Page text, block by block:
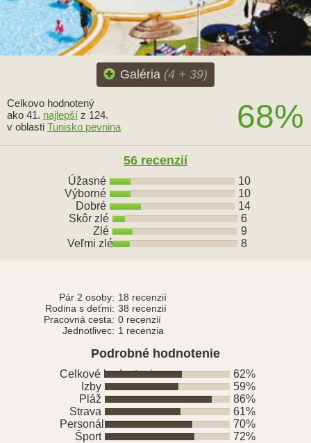
Galéria (4 + 39)
68%
Celkovo hodnotený
ako 41. najlepší z 124.
v oblasti Tunisko pevnina
56 recenzií
Úžasné
10
Výborné
10
Dobré
14
Skôr zlé
6
Zlé
9
Veľmi zlé
8
Pár 2 osoby: 18 recenzií
Rodina s deťmi: 38 recenzií
Pracovná cesta: 0 recenzií
Jednotlivec: 1 recenzia
Podrobné hodnotenie
Celkové hodnotenie
62%
Izby
59%
Pláž
86%
Strava
61%
Personál
70%
Šport
72%